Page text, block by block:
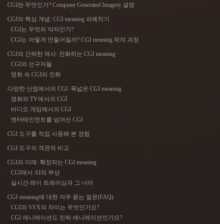
VR/AR
Mechanical
Engineering
플러그인
Blender
Godot
ComfyUI
Abstract Anime
CGI란 무엇인가? Computer Generated Imagery 설명
CGI의 핵심 개념: CGI meaning 파헤치기
CGI는 무엇의 약자인가?
CGI는 어떻게 만들어질까? CGI meaning 뒤의 과정
CGI의 간략한 역사: 진화하는 CGI meaning
CGI의 선구자들
영화 속 CGI의 진화
다양한 산업에서의 CGI: 폭넓은 CGI meaning
영화와 TV에서의 CGI
비디오 게임에서의 CGI
엔터테인먼트를 넘어선 CGI
CGI 도구를 직접 사용해 본 경험
CGI 도구의 객관적 비교
CGI의 미래: 확장되는 CGI meaning
CGI에서 AI의 부상
실시간 레이 트레이싱과 그 너머
CGI meaning에 대한 자주 묻는 질문(FAQ)
CGI와 VFX의 차이는 무엇인가요?
CGI 애니메이션도 진짜 애니메이션인가요?